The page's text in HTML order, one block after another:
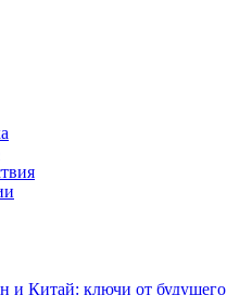
и Китай: ключи от будущего